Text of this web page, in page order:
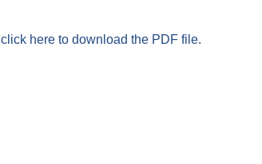
click here to download the PDF file.